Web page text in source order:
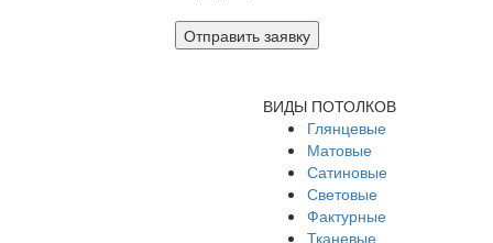
Отправить заявку
ВИДЫ ПОТОЛКОВ
Глянцевые
Матовые
Сатиновые
Световые
Фактурные
Тканевые